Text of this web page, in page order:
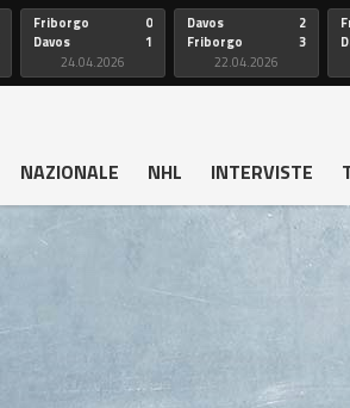
Friborgo
Davos
0
1
24.04.2026
Davos
Friborgo
2
3
22.04.2026
NAZIONALE NHL INTERVISTE